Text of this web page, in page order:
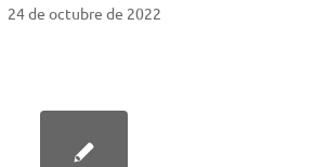
24 de octubre de 2022